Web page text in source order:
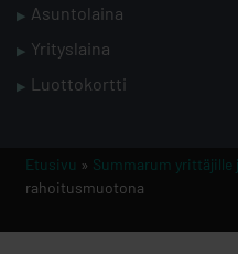
Asuntolaina
Yrityslaina
Luottokortti
Etusivu » Summarum yrittäjille
rahoitusmuotona